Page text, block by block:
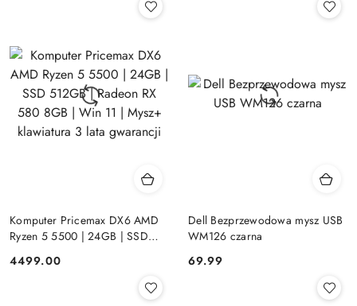
Komputer Pricemax DX6 AMD
Ryzen 5 5500 | 24GB | SSD
Win 11 | Mysz+ klawiatura 3 lata
Cena:
4499.00
Dell Bezprzewodowa mysz USB
WM126 czarna
Cena:
69.99